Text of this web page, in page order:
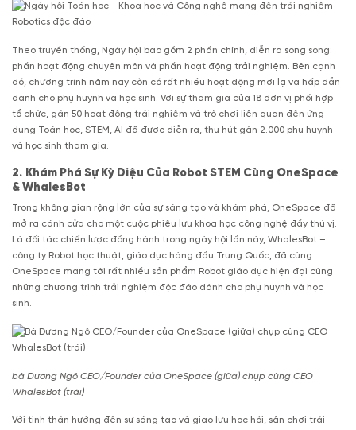
Theo truyền thống, Ngày hội bao gồm 2 phần chính, diễn ra song song:
phần hoạt động chuyên môn và phần hoạt động trải nghiệm. Bên cạnh
đó, chương trình năm nay còn có rất nhiều hoạt động mới lạ và hấp dẫn
dành cho phụ huynh và học sinh. Với sự tham gia của 18 đơn vị phối hợp
tổ chức, gần 50 hoạt động trải nghiệm và trò chơi liên quan đến ứng
dụng Toán học, STEM, AI đã được diễn ra, thu hút gần 2.000 phụ huynh
và học sinh tham gia.
2. Khám Phá Sự Kỳ Diệu Của Robot STEM Cùng OneSpace
& WhalesBot
Trong không gian rộng lớn của sự sáng tạo và khám phá, OneSpace đã
mở ra cánh cửa cho một cuộc phiêu lưu khoa học công nghệ đầy thú vị.
Là đối tác chiến lược đồng hành trong ngày hội lần này, WhalesBot –
công ty Robot học thuật, giáo dục hàng đầu Trung Quốc, đã cùng
OneSpace mang tới rất nhiều sản phẩm Robot giáo dục hiện đại cùng
những chương trình trải nghiệm độc đáo dành cho phụ huynh và học
sinh.
bà Dương Ngô CEO/Founder của OneSpace (giữa) chụp cùng CEO
WhalesBot (trái)
Với tinh thần hướng đến sự sáng tạo và giao lưu học hỏi, sân chơi trải